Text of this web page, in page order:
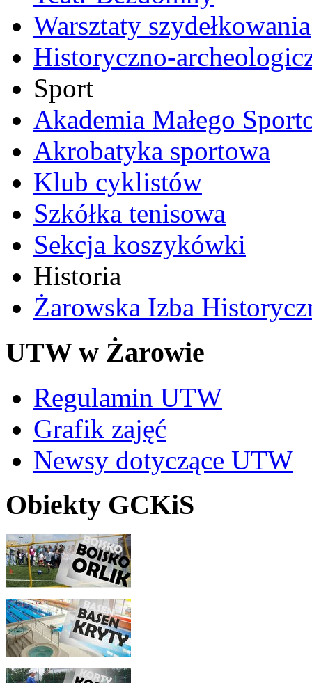
Warsztaty szydełkowania
Historyczno-
Sport
Akademia Małego
Akrobatyka sportowa
Klub cyklistów
Szkółka tenisowa
Sekcja koszykówki
Historia
Żarowska Izba
UTW w Żarowie
Regulamin UTW
Grafik zajęć
Newsy dotyczące UTW
Obiekty GCKiS